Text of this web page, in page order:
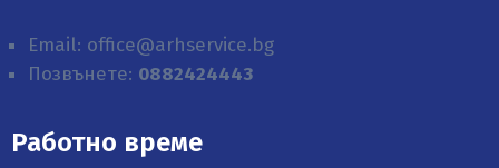
Email: office@arhservice.bg
Позвънете: 0882424443
Работно време